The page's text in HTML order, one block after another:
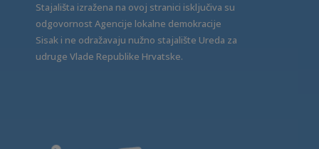
Stajališta izražena na ovoj stranici isključiva su
odgovornost Agencije lokalne demokracije
Sisak i ne odražavaju nužno stajalište Ureda za
udruge Vlade Republike Hrvatske.